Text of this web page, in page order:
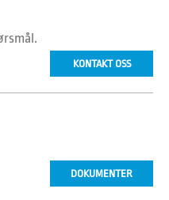
KONTAKT OSS
DOKUMENTER